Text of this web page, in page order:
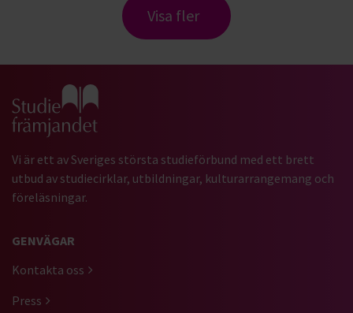
Visa fler
Gå till studiefrämjandets startsida
Vi är ett av Sveriges största studieförbund med ett brett
utbud av studiecirklar, utbildningar, kulturarrangemang och
föreläsningar.
GENVÄGAR
Kontakta oss
Press